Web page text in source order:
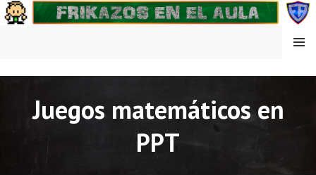
Saltar
al
FRIKAZOS EN EL AULA
MENÚ
Juegos matemáticos en
PPT